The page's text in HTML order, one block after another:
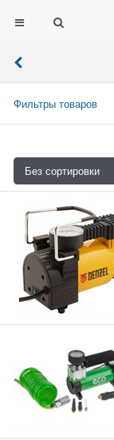
Фильтры товаров